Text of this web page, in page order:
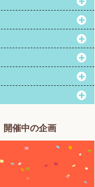
開催中の企画